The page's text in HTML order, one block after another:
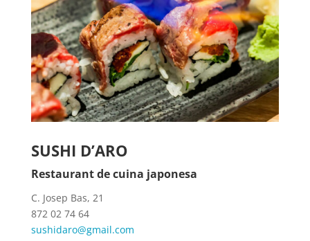
SUSHI D’ARO
Restaurant de cuina japonesa
C. Josep Bas, 21
872 02 74 64
sushidaro@gmail.com